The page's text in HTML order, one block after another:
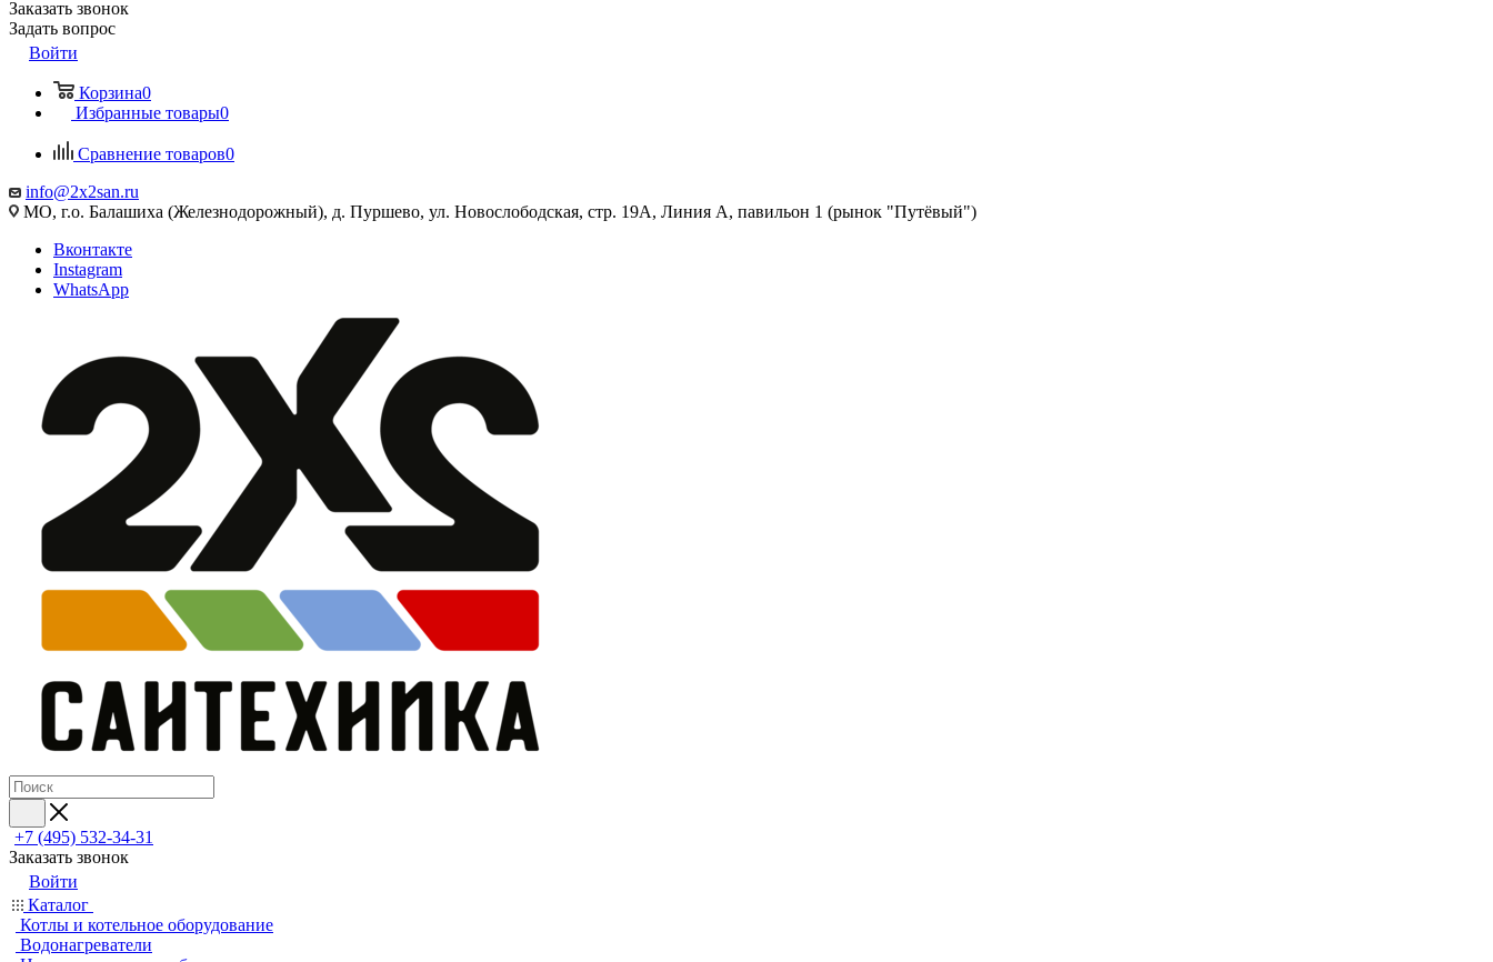
Заказать звонок
Задать вопрос
Войти
Корзина0
Избранные товары0
Сравнение товаров0
info@2x2san.ru
МО, г.о. Балашиха (Железнодорожный), д. Пуршево, ул. Новослободская, стр. 19А, Линия А, павильон 1 (рынок "Путёвый")
Вконтакте
Instagram
WhatsApp
+7 (495) 532‑34‑31
Заказать звонок
Войти
Каталог
Котлы и котельное оборудование
Водонагреватели